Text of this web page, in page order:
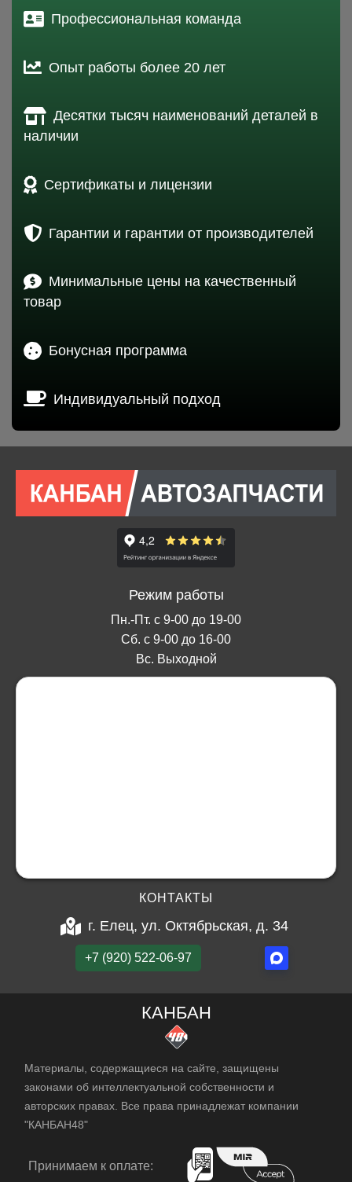
Профессиональная команда
Опыт работы более 20 лет
Десятки тысяч наименований деталей в
наличии
Сертификаты и лицензии
Гарантии и гарантии от производителей
Минимальные цены на качественный
товар
Бонусная программа
Индивидуальный подход
Режим работы
Пн.-Пт. с 9-00 до 19-00
Сб. с 9-00 до 16-00
Вс. Выходной
КОНТАКТЫ
г. Елец, ул. Октябрьская, д. 34
+7 (920) 522-06-97
КАНБАН
Материалы, содержащиеся на сайте, защищены
законами об интеллектуальной собственности и
авторских правах. Все права принадлежат компании
"КАНБАН48"
Принимаем к оплате: